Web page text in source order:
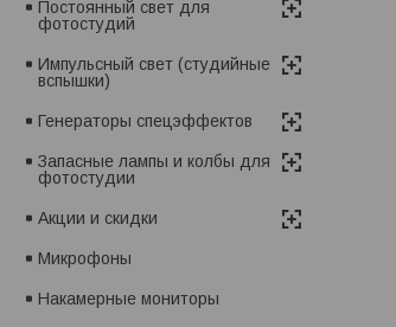
Постоянный свет для
фотостудий
Импульсный свет (студийные
вспышки)
Генераторы спецэффектов
Запасные лампы и колбы для
фотостудии
Акции и скидки
Микрофоны
Накамерные мониторы